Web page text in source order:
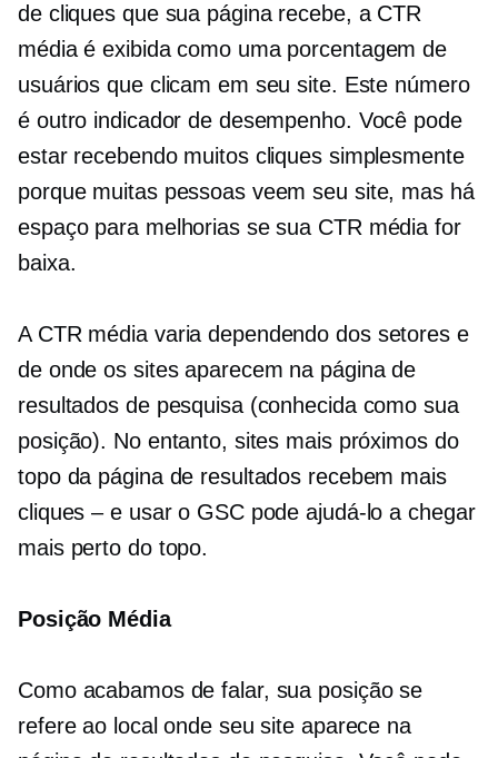
de cliques que sua página recebe, a CTR
média é exibida como uma porcentagem de
usuários que clicam em seu site. Este número
é outro indicador de desempenho. Você pode
estar recebendo muitos cliques simplesmente
porque muitas pessoas veem seu site, mas há
espaço para melhorias se sua CTR média for
baixa.
A CTR média varia dependendo dos setores e
de onde os sites aparecem na página de
resultados de pesquisa (conhecida como sua
posição). No entanto, sites mais próximos do
topo da página de resultados recebem mais
cliques – e usar o GSC pode ajudá-lo a chegar
mais perto do topo.
Posição Média
Como acabamos de falar, sua posição se
refere ao local onde seu site aparece na